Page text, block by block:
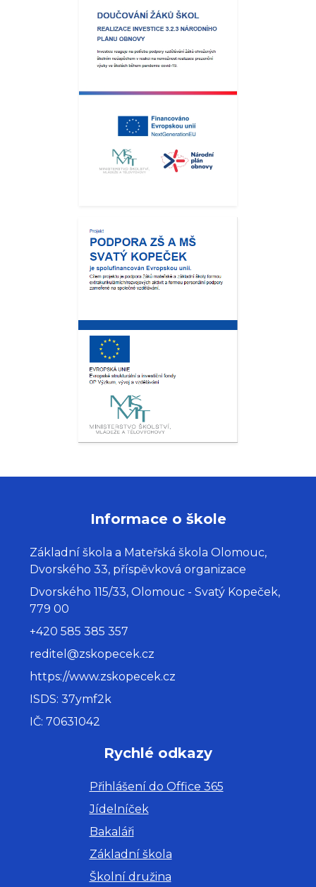
Informace o škole
Základní škola a Mateřská škola Olomouc,
Dvorského 33, příspěvková organizace
Dvorského 115/33, Olomouc - Svatý Kopeček,
779 00
+420 585 385 357
reditel@zskopecek.cz
https://www.zskopecek.cz
ISDS: 37ymf2k
IČ: 70631042
Rychlé odkazy
Přihlášení do Office 365
Jídelníček
Bakaláři
Základní škola
Školní družina